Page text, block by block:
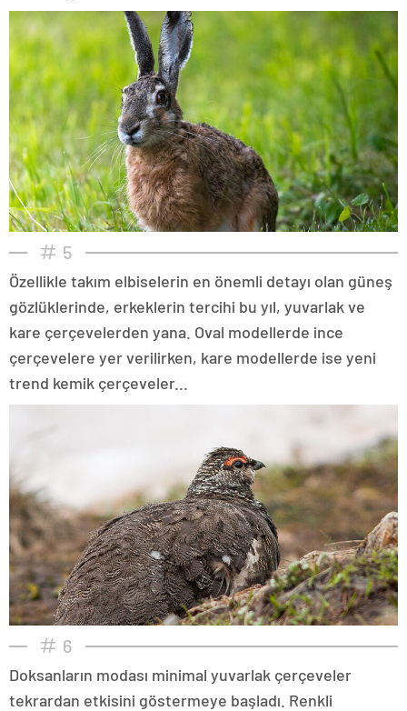
5
Özellikle takım elbiselerin en önemli detayı olan güneş
gözlüklerinde, erkeklerin tercihi bu yıl, yuvarlak ve
kare çerçevelerden yana. Oval modellerde ince
çerçevelere yer verilirken, kare modellerde ise yeni
trend kemik çerçeveler...
6
Doksanların modası minimal yuvarlak çerçeveler
tekrardan etkisini göstermeye başladı. Renkli